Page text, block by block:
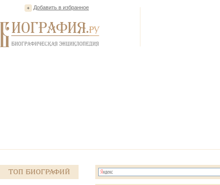
Добавить в избранное
Топ Биографий